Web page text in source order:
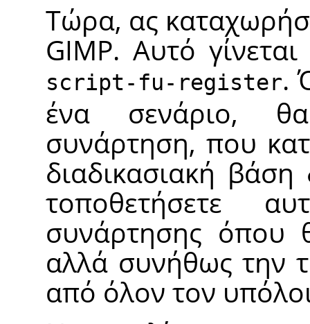
Τώρα, ας
GIMP. Αυτό
script-fu-register.
ένα σενάριο,
συνάρτηση, που
διαδικασιακή
τοποθετήσετε
συνάρτησης όπου
αλλά συνήθως την
από όλον τον